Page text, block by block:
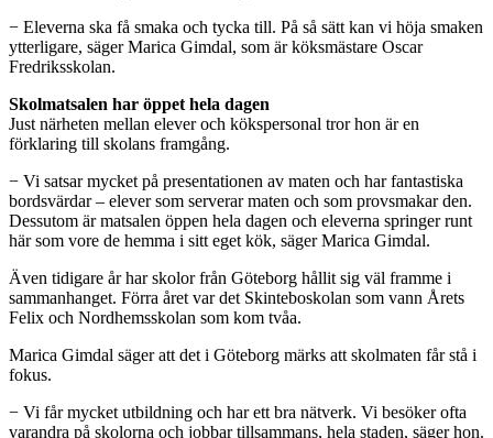
− Eleverna ska få smaka och tycka till. På så sätt kan vi höja smaken
ytterligare, säger Marica Gimdal, som är köksmästare Oscar
Fredriksskolan.
Skolmatsalen har öppet hela dagen
Just närheten mellan elever och kökspersonal tror hon är en
förklaring till skolans framgång.
− Vi satsar mycket på presentationen av maten och har fantastiska
bordsvärdar – elever som serverar maten och som provsmakar den.
Dessutom är matsalen öppen hela dagen och eleverna springer runt
här som vore de hemma i sitt eget kök, säger Marica Gimdal.
Även tidigare år har skolor från Göteborg hållit sig väl framme i
sammanhanget. Förra året var det Skinteboskolan som vann Årets
Felix och Nordhemsskolan som kom tvåa.
Marica Gimdal säger att det i Göteborg märks att skolmaten får stå i
fokus.
− Vi får mycket utbildning och har ett bra nätverk. Vi besöker ofta
varandra på skolorna och jobbar tillsammans, hela staden, säger hon.